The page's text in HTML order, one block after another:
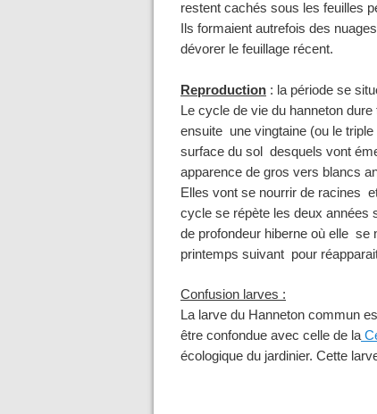
restent cachés sous les feuilles
Ils formaient autrefois des
dévorer le feuillage récent.
Reproduction : la période se
Le cycle de vie du hanneton
ensuite une vingtaine (ou le
surface du sol desquels vont
apparence de gros vers blancs
Elles vont se nourrir de racines
cycle se répète les deux années
de profondeur hiberne où elle se
printemps suivant pour
Confusion larves :
La larve du Hanneton commun
être confondue avec celle de la
écologique du jardinier. Cette